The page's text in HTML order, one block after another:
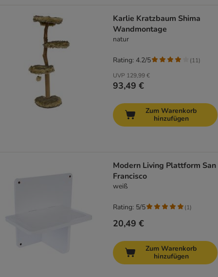
Karlie Kratzbaum Shima
Wandmontage
natur
UVP 129,99 €
93,49 €
Rating: 4.2/5 (11)
Zum Warenkorb
hinzufügen
Modern Living Plattform San
Francisco
weiß
20,49 €
Rating: 5/5 (1)
Zum Warenkorb
hinzufügen